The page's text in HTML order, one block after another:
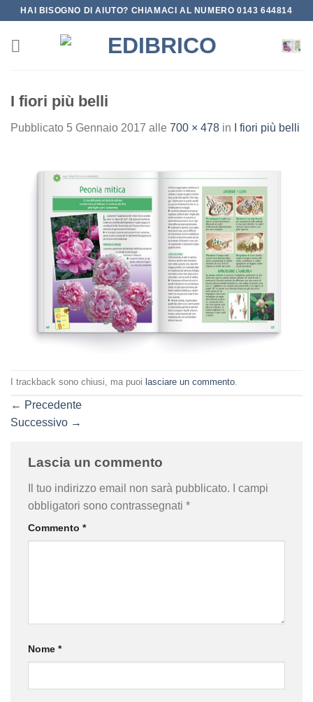
Salta
contenuti
HAI BISOGNO DI AIUTO? CHIAMACI AL NUMERO 0143 644814
I fiori più belli
Pubblicato 5 Gennaio 2017 alle 700 × 478 in I fiori più belli
I trackback sono chiusi, ma puoi lasciare un commento
← Precedente
Successivo →
Lascia un commento
Il tuo indirizzo email non sarà pubblicato.
I campi
obbligatori sono contrassegnati *
Commento *
Nome *